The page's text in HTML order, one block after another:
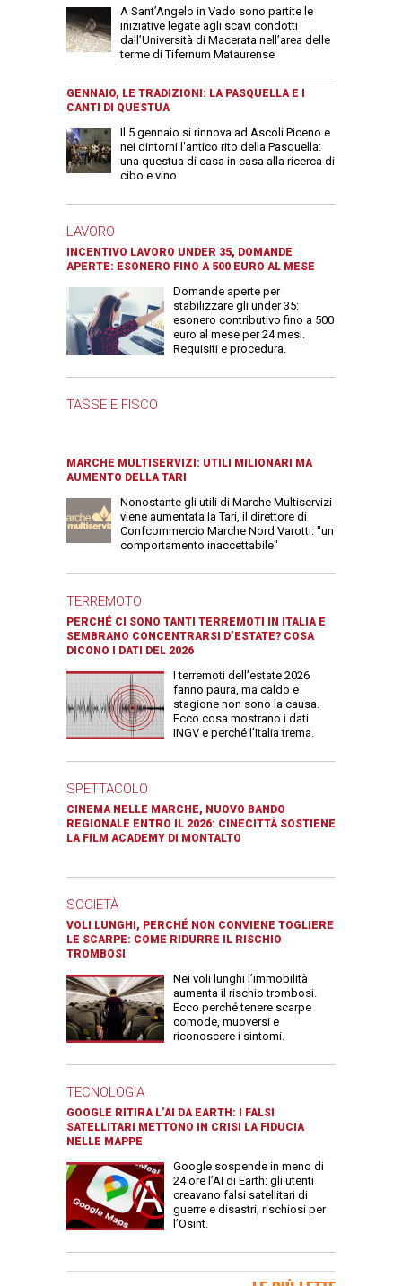
A Sant’Angelo in Vado sono partite le
iniziative legate agli scavi condotti
dall’Università di Macerata nell’area delle
terme di Tifernum Mataurense
GENNAIO, LE TRADIZIONI: LA PASQUELLA E I
CANTI DI QUESTUA
Il 5 gennaio si rinnova ad Ascoli Piceno e
nei dintorni l'antico rito della Pasquella:
una questua di casa in casa alla ricerca di
cibo e vino
LAVORO
INCENTIVO LAVORO UNDER 35, DOMANDE
APERTE: ESONERO FINO A 500 EURO AL MESE
Domande aperte per
stabilizzare gli under 35:
esonero contributivo fino a 500
euro al mese per 24 mesi.
Requisiti e procedura.
TASSE E FISCO
MARCHE MULTISERVIZI: UTILI MILIONARI MA
AUMENTO DELLA TARI
Nonostante gli utili di Marche Multiservizi
viene aumentata la Tari, il direttore di
Confcommercio Marche Nord Varotti: "un
comportamento inaccettabile"
TERREMOTO
PERCHÉ CI SONO TANTI TERREMOTI IN ITALIA E
SEMBRANO CONCENTRARSI D’ESTATE? COSA
DICONO I DATI DEL 2026
I terremoti dell’estate 2026
fanno paura, ma caldo e
stagione non sono la causa.
Ecco cosa mostrano i dati
INGV e perché l’Italia trema.
SPETTACOLO
CINEMA NELLE MARCHE, NUOVO BANDO
REGIONALE ENTRO IL 2026: CINECITTÀ SOSTIENE
LA FILM ACADEMY DI MONTALTO
SOCIETÀ
VOLI LUNGHI, PERCHÉ NON CONVIENE TOGLIERE
LE SCARPE: COME RIDURRE IL RISCHIO
TROMBOSI
Nei voli lunghi l’immobilità
aumenta il rischio trombosi.
Ecco perché tenere scarpe
comode, muoversi e
riconoscere i sintomi.
TECNOLOGIA
GOOGLE RITIRA L’AI DA EARTH: I FALSI
SATELLITARI METTONO IN CRISI LA FIDUCIA
NELLE MAPPE
Google sospende in meno di
24 ore l’AI di Earth: gli utenti
creavano falsi satellitari di
guerre e disastri, rischiosi per
l’Osint.